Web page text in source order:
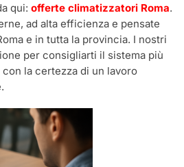
qui: offerte climatizzatori Roma.
ad alta efficienza e pensate
e in tutta la provincia. I nostri
per consigliarti il sistema più
la certezza di un lavoro